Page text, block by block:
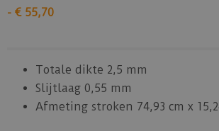
- € 55,70
Totale dikte 2,5 mm
Slijtlaag 0,55 mm
Afmeting stroken 74,93 cm x